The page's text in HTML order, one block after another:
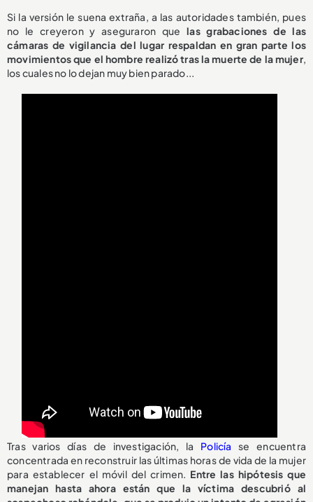
Si la versión le suena extraña, a las autoridades también, pues
no le creyeron y aseguraron quelas grabaciones de las
cámaras de vigilancia del lugar respaldan en gran parte los
movimientos que el hombre realizó tras la muerte de la mujer,
los cuales no lo dejan muy bien parado...
Tras varios días de investigación, la Policía se encuentra
concentrada en reconstruir las últimas horas de vida de la mujer
para establecer el móvil del crimen. Entre las hipótesis que
manejan hasta ahora están que la víctima descubrió al